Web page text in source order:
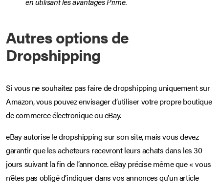
Autres options de
Dropshipping
Si vous ne souhaitez pas faire de dropshipping uniquement sur
Amazon, vous pouvez envisager d’utiliser votre propre boutique
de commerce électronique ou eBay.
eBay autorise le dropshipping sur son site, mais vous devez
garantir que les acheteurs recevront leurs achats dans les 30
jours suivant la fin de l’annonce. eBay précise même que « vous
n’êtes pas obligé d’indiquer dans vos annonces qu’un article